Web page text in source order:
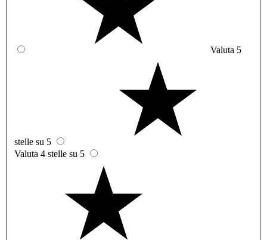
Valuta 5
stelle su 5
Valuta 4 stelle su 5